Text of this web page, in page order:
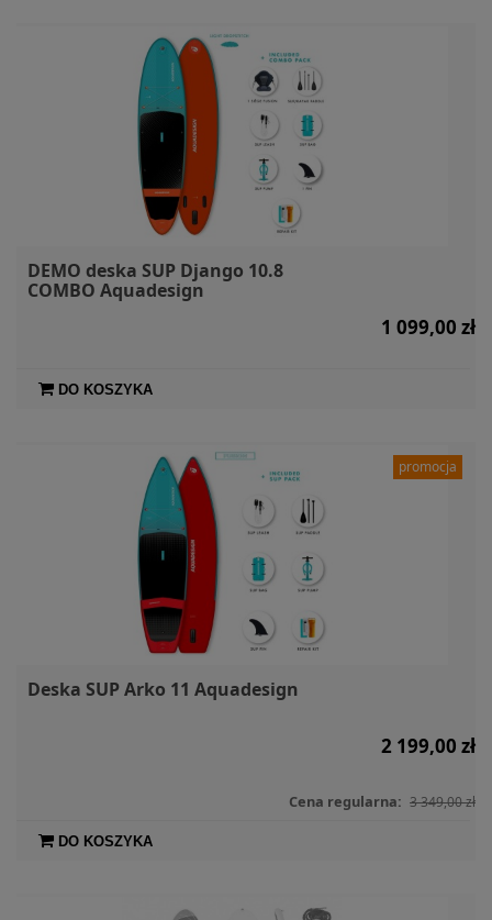
DEMO deska SUP Django 10.8
COMBO Aquadesign
1 099,00 zł
DO KOSZYKA
Deska SUP Arko 11 Aquadesign
2 199,00 zł
Cena regularna: 3 349,00 zł
DO KOSZYKA
promocja